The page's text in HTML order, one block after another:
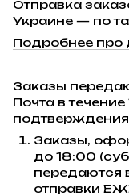
Отправка
Украине — по
Подробнее про
Заказы
Почта в
подтверждения
Заказы,
до 18:00
передаются
отправки